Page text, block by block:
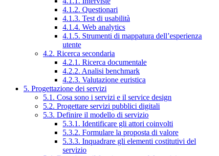
4.1.2. Questionari
4.1.3. Test di usabilità
4.1.4. Web analytics
4.1.5. Strumenti di mappatura dell’esperienza
utente
4.2. Ricerca secondaria
4.2.1. Ricerca documentale
4.2.2. Analisi benchmark
4.2.3. Valutazione euristica
5. Progettazione dei servizi
5.1. Cosa sono i servizi e il service design
5.2. Progettare servizi pubblici digitali
5.3. Definire il modello di servizio
5.3.1. Identificare gli attori coinvolti
5.3.2. Formulare la proposta di valore
5.3.3. Inquadrare gli elementi costitutivi del
servizio